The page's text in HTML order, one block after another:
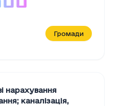
Громади
нарахування
каналiзацiя,